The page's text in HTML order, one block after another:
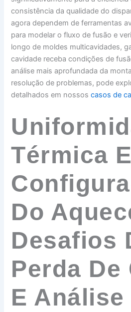
consistência da qualidade do
agora dependem de ferramentas
para modelar o fluxo de fusão e
longo de moldes multicavidades,
cavidade receba condições de
análise mais aprofundada da
resolução de problemas, pode
detalhados em nossoscasos de
Térmica E
Do
Desafios
Perda De
E Análise